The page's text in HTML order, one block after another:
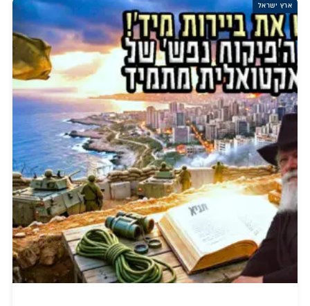
ארץ ישראל